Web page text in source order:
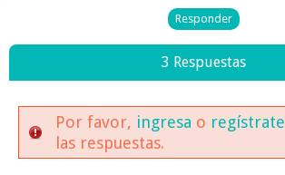
3 Respuestas
Por favor, ingresa o regístrate
las respuestas.